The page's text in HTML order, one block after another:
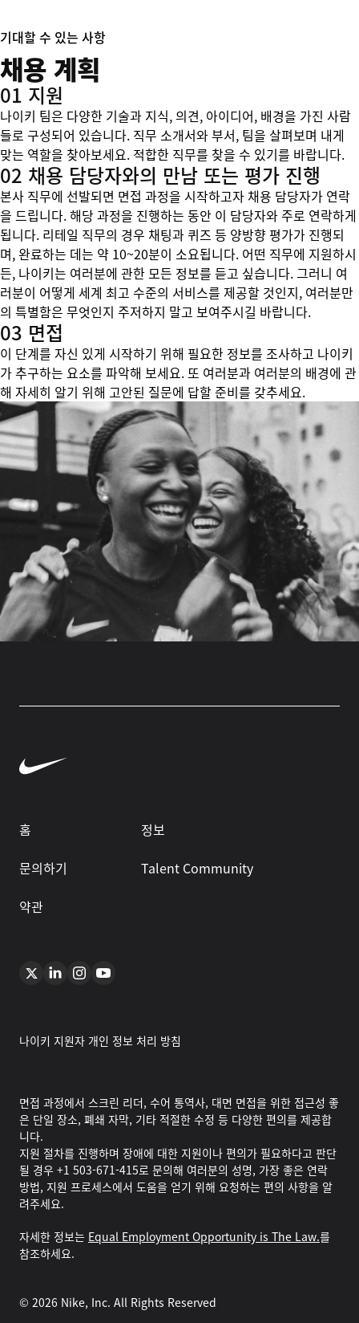
기대할 수 있는 사항
채용 계획
01 지원
나이키 팀은 다양한 기술과 지식, 의견, 아이디어, 배경을 가진 사람
들로 구성되어 있습니다. 직무 소개서와 부서, 팀을 살펴보며 내게
맞는 역할을 찾아보세요. 적합한 직무를 찾을 수 있기를 바랍니다.
02 채용 담당자와의 만남 또는 평가 진행
본사 직무에 선발되면 면접 과정을 시작하고자 채용 담당자가 연락
을 드립니다. 해당 과정을 진행하는 동안 이 담당자와 주로 연락하게
됩니다. 리테일 직무의 경우 채팅과 퀴즈 등 양방향 평가가 진행되
며, 완료하는 데는 약 10~20분이 소요됩니다. 어떤 직무에 지원하시
든, 나이키는 여러분에 관한 모든 정보를 듣고 싶습니다. 그러니 여
러분이 어떻게 세계 최고 수준의 서비스를 제공할 것인지, 여러분만
의 특별함은 무엇인지 주저하지 말고 보여주시길 바랍니다.
03 면접
이 단계를 자신 있게 시작하기 위해 필요한 정보를 조사하고 나이키
가 추구하는 요소를 파악해 보세요. 또 여러분과 여러분의 배경에 관
해 자세히 알기 위해 고안된 질문에 답할 준비를 갖추세요.
홈
정보
문의하기
Talent Community
약관
나이키 지원자 개인 정보 처리 방침
면접 과정에서 스크린 리더, 수어 통역사, 대면 면접을 위한 접근성 좋
은 단일 장소, 폐쇄 자막, 기타 적절한 수정 등 다양한 편의를 제공합
니다.
지원 절차를 진행하며 장애에 대한 지원이나 편의가 필요하다고 판단
될 경우 +1 503-671-415로 문의해 여러분의 성명, 가장 좋은 연락
방법, 지원 프로세스에서 도움을 얻기 위해 요청하는 편의 사항을 알
려주세요.
자세한 정보는 Equal Employment Opportunity is The Law.를
참조하세요.
© 2026 Nike, Inc. All Rights Reserved